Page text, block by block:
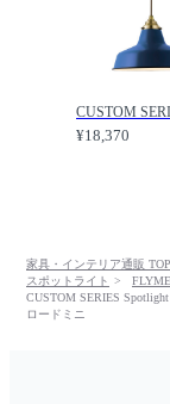
¥18,370
家具・インテリア通販 TOP
スポットライト
CUSTOM SERIES
ロードミニ